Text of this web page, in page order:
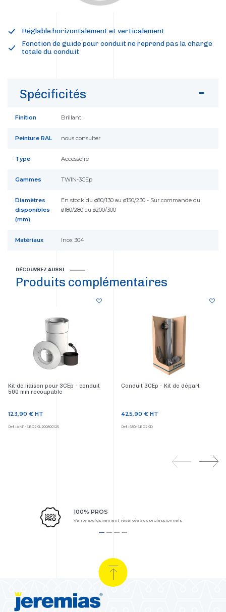
Réglable horizontalement et verticalement
Fonction de guide pour conduit ne reprend pas la charge
totale du conduit
Spécificités
Finition Brillant
Peinture RAL nous consulter
Type Accessoire
Gammes TWIN-3CEp
Diamètres
disponibles
(mm)
En stock du ø80/130 au ø150/230 - Sur commande du
ø180/280 au ø200/300
Matériaux Inox 304
DÉCOUVREZ AUSSI
Produits complémentaires
Kit de liaison pour 3CEp - conduit
500 mm recoupable
Prix
123,90 € HT
Ref : AM1-SED2KL200800125
Conduit 3CEp - Kit de départ
Prix
425,90 € HT
Ref : 680-SED2KD
100% PROS
Vente exclusivement réservée aux professionnels